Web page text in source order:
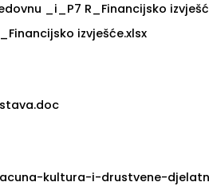
_i_P7 R_Financijsko
izvješće.xlsx
kultura-i-drustvene-